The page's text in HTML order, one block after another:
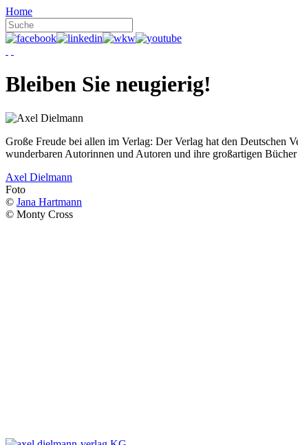
Home
Bleiben Sie neugierig!
Große Freude bei allen im Verlag: Der Verlag hat den Deutschen
wunderbaren Autorinnen und Autoren und ihre großartigen
Axel Dielmann
Foto
© Jana Hartmann
© Monty Cross